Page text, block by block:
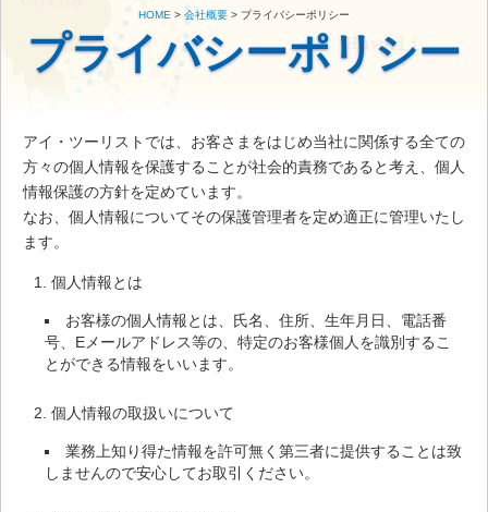
HOME > 会社概要 > プライバシーポリシー
プライバシーポリシー
アイ・ツーリストでは、お客さまをはじめ当社に関係する全ての
方々の個人情報を保護することが社会的責務であると考え、個人
情報保護の方針を定めています。
なお、個人情報についてその保護管理者を定め適正に管理いたし
ます。
個人情報とは
お客様の個人情報とは、氏名、住所、生年月日、電話番
号、Eメールアドレス等の、特定のお客様個人を識別するこ
とができる情報をいいます。
個人情報の取扱いについて
業務上知り得た情報を許可無く第三者に提供することは致
しませんので安心してお取引ください。